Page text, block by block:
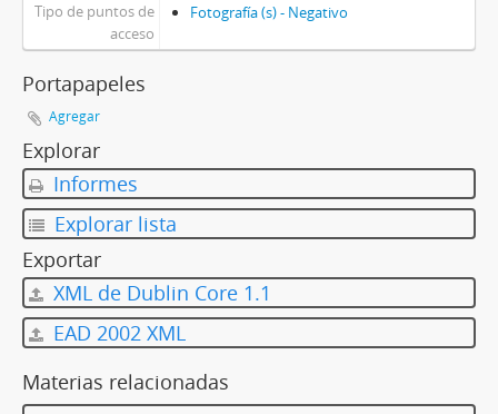
Tipo de puntos de
acceso
Fotografía (s) - Negativo
Portapapeles
Agregar
Explorar
Informes
Explorar lista
Exportar
XML de Dublin Core 1.1
EAD 2002 XML
Materias relacionadas